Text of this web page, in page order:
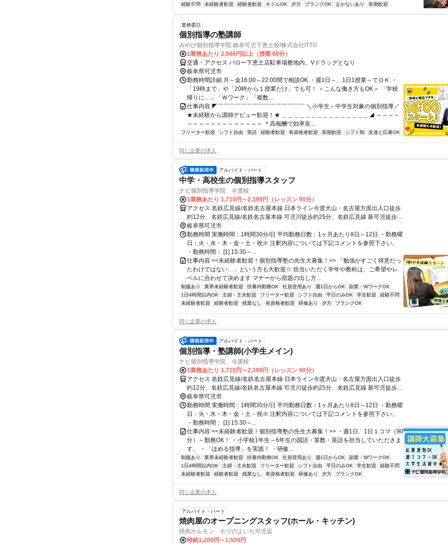
経験不問
未経験者歓迎 経験者歓迎 ネイルOK 夕方 ブランクOK まかないあり 長期歓迎
業務委託
個別指導の塾講師
みやび個別指導学院 岐阜可児下恵土校/株式会社ITTO
1業務あたり 2,048円以上（授業 80分）
交通・アクセス バロー下恵土店駐車場敷地内。Vドラッグとなり
岐阜県可児市
勤務時間詳細 月～金16:00～22:00間で相談OK ・週1日～、1日1授業～でＯＫ ・
「19時まで」や「20時から１授業だけ」でも可！ ＜こんな働き方もOK＞ 「学校
帰りに…」「Ｗワーク」「複数...
仕事内容 ◤￣￣￣￣￣￣￣￣￣￣￣￣￣￣￣ ＼小学生～中学生対象の個別指導／
★未経験から講師デビュー歓迎！★ ＿＿＿＿＿＿＿＿＿＿＿＿＿＿＿◢ ～～～～
～～～～～～～～～～～～～ ＊高報酬で効率良...
フリーター歓迎 シフト自由 英語 経験者歓迎 有資格者歓迎 長期歓迎 シフト制 友達と応募OK
同じ企業の求人
アルバイト・パート
中学・高校生の個別指導スタッフ
ナビ個別指導学院 今渡校
1業務あたり 1,710円～2,199円（レッスン 90分）
アクセス 名鉄広見線/名鉄名古屋本線 日本ライン今渡犬山・名古屋方面出入口徒歩
約12分、名鉄広見線/名鉄名古屋本線 可児川徒歩約25分、名鉄広見線 新可児徒歩約
35分 日本ライン今渡駅より徒歩12分
岐阜県可児市
勤務時間 実働時間：1時間30分/日 平均勤務日数：1ヶ月あたり8日～12日 ・勤務曜
日：火・水・木・金・土・祝※ 注釈内容については下記コメントを参照下さい。
・勤務時間： [1] 15:30～...
仕事内容 <<未経験者歓迎！個別指導塾の先生大募集！>> 「勉強がすごく得意だっ
たわけではない…」という方も大歓迎☆ 担当いただく学年や教科は、ご希望やレ
ベルに合わせて決めます マナーから宿題の出し方...
制服あり 業界未経験者歓迎 扶養内勤務OK 社員登用あり 週1日からOK
副業・WワークOK
1日4時間以内OK
主婦・主夫歓迎 フリーター歓迎 シフト自由 平日のみOK 学生歓迎
経験不問
未経験者歓迎
経験者歓迎 残業なし 有資格者歓迎 研修あり 夕方 ブランクOK
同じ企業の求人
アルバイト・パート
個別指導・塾講師(小学生メイン)
ナビ個別指導学院 今渡校
1業務あたり 1,710円～2,199円（レッスン 90分）
アクセス 名鉄広見線/名鉄名古屋本線 日本ライン今渡犬山・名古屋方面出入口徒歩
約12分、名鉄広見線/名鉄名古屋本線 可児川徒歩約25分、名鉄広見線 新可児徒歩約
35分 日本ライン今渡駅より徒歩12分
岐阜県可児市
勤務時間 実働時間：1時間30分/日 平均勤務日数：1ヶ月あたり8日～12日 ・勤務曜
日：火・水・木・金・土・祝※ 注釈内容については下記コメントを参照下さい。
・勤務時間： [1] 15:30～...
仕事内容 <<未経験者歓迎！個別指導塾の先生大募集！>> ・週1日、1日１コマ（90
分）～勤務OK！ ・小学校1年生～6年生の国語・算数・英語を担当していただきま
す。 ・「ほめる指導」を実践！ ・研修...
制服あり 業界未経験者歓迎 扶養内勤務OK 社員登用あり 週1日からOK
副業・WワークOK
1日4時間以内OK
主婦・主夫歓迎 フリーター歓迎 シフト自由 平日のみOK 学生歓迎
経験不問
未経験者歓迎
経験者歓迎 残業なし 有資格者歓迎 研修あり 夕方 ブランクOK
同じ企業の求人
アルバイト・パート
焼肉屋のオープニングスタッフ(ホール・キッチン)
焼肉ホルモン モツのよいち可児店
時給1,200円～1,500円